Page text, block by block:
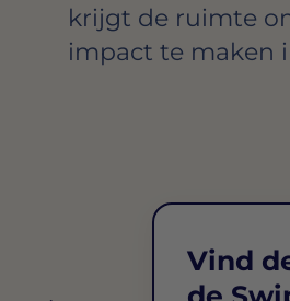
krijgt de ruimte
impact te maken
Vind